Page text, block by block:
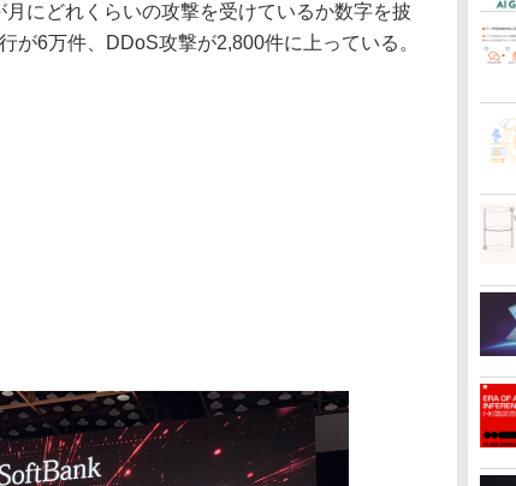
にどれくらいの攻撃を受けているか数字を披
が6万件、DDoS攻撃が2,800件に上っている。